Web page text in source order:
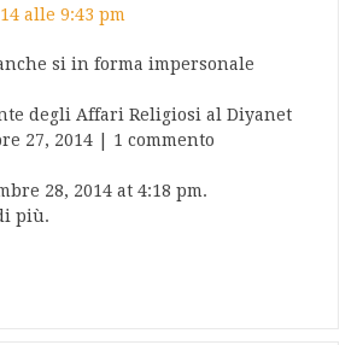
alle 9:43 pm
si in forma impersonale
degli Affari Religiosi al Diyanet
27, 2014 | 1 commento
28, 2014 at 4:18 pm.
più.